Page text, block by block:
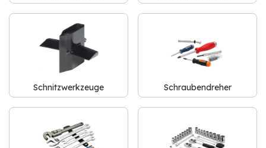
Schnitzwerkzeuge Schraubendreher